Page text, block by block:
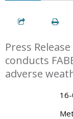
Press
conducts
adverse